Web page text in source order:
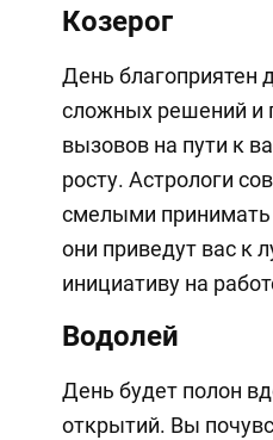
Козерог
День благоприятен
сложных решений и
вызовов на пути к
росту. Астрологи
смелыми принимать
они приведут вас к
инициативу на
Водолей
День будет полон
открытий. Вы